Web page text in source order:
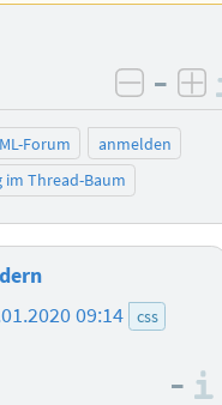
–
Forum
anmelden
im Thread-Baum
09:14
css
–